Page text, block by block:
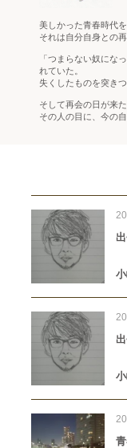
美しかった青春時代
それは自分自身との
「つまらない奴にな
れていた。
失くしたものを突き
そして再会の日が来た
その人の目に、今の